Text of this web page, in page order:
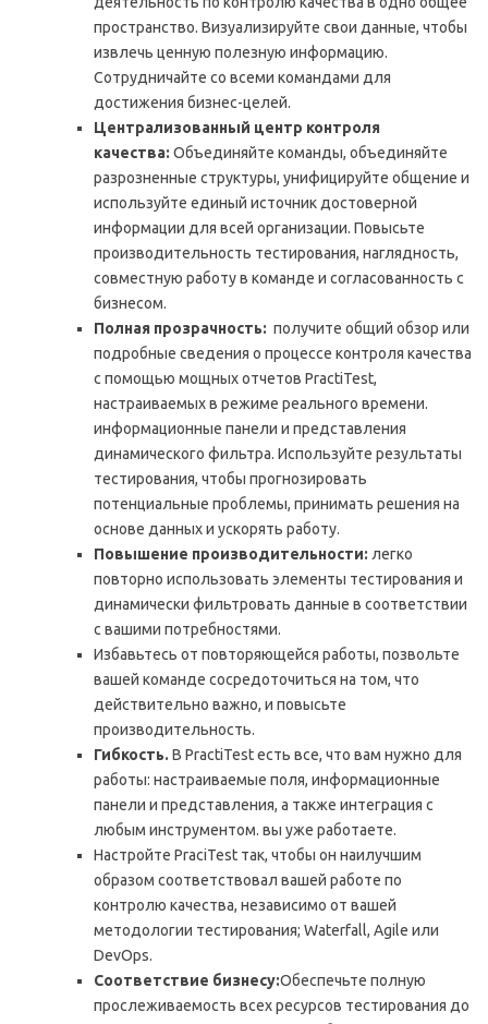
пространство. Визуализируйте свои данные, чтобы
извлечь ценную полезную информацию.
Сотрудничайте со всеми командами для
достижения бизнес-целей.
Централизованный центр контроля
качества: Объединяйте команды, объединяйте
разрозненные структуры, унифицируйте общение и
используйте единый источник достоверной
информации для всей организации. Повысьте
производительность тестирования, наглядность,
совместную работу в команде и согласованность с
бизнесом.
Полная прозрачность: получите общий обзор или
подробные сведения о процессе контроля качества
с помощью мощных отчетов PractiTest,
настраиваемых в режиме реального времени.
информационные панели и представления
динамического фильтра. Используйте результаты
тестирования, чтобы прогнозировать
потенциальные проблемы, принимать решения на
основе данных и ускорять работу.
Повышение производительности: легко
повторно использовать элементы тестирования и
динамически фильтровать данные в соответствии
с вашими потребностями.
Избавьтесь от повторяющейся работы, позвольте
вашей команде сосредоточиться на том, что
действительно важно, и повысьте
производительность.
Гибкость. В PractiTest есть все, что вам нужно для
работы: настраиваемые поля, информационные
панели и представления, а также интеграция с
любым инструментом. вы уже работаете.
Настройте PraciTest так, чтобы он наилучшим
образом соответствовал вашей работе по
контролю качества, независимо от вашей
методологии тестирования; Waterfall, Agile или
DevOps.
Соответствие бизнесу:Обеспечьте полную
прослеживаемость всех ресурсов тестирования до